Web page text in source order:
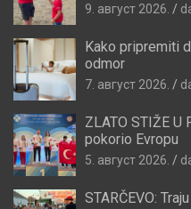
9. август 2026.
Kako pripremiti
odmor
7. август 2026.
ZLATO STIŽE U
pokorio Evropu
5. август 2026.
STARČEVO: